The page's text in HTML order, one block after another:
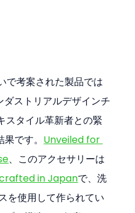
で考案された製品では
ストリアルデザインチ
タイル革新者との緊
です。 Unveiled for
、このアクセサリーは
in Japanで、洗
を使用して作られてい